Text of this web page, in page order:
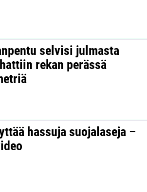
selvisi julmasta
rekan perässä
hassuja suojalaseja –